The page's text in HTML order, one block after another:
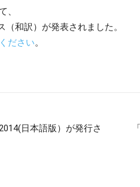
、
和訳）が発表されました。
ださい。
日本語版）が発行さ